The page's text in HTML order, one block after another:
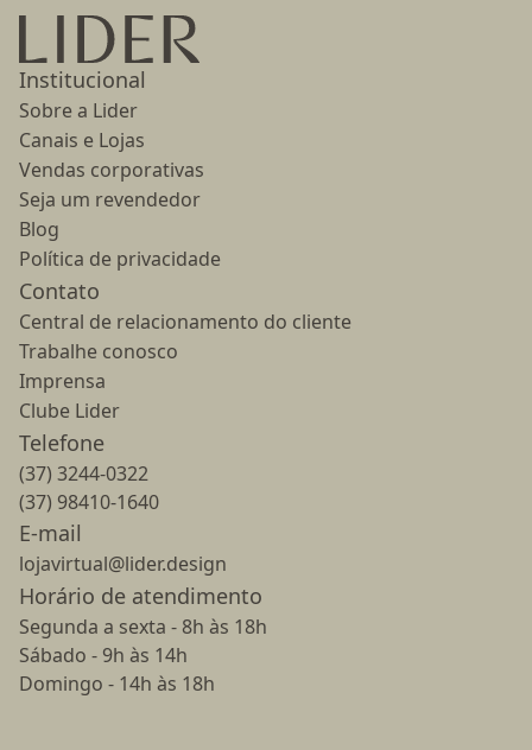
Ir para a página inicial
Institucional
Sobre a Lider
Canais e Lojas
Vendas corporativas
Seja um revendedor
Blog
Política de privacidade
Contato
Central de relacionamento do cliente
Trabalhe conosco
Imprensa
Clube Lider
Telefone
(37) 3244-0322
(37) 98410-1640
E-mail
lojavirtual@lider.design
Horário de atendimento
Segunda a sexta - 8h às 18h
Sábado - 9h às 14h
Domingo - 14h às 18h